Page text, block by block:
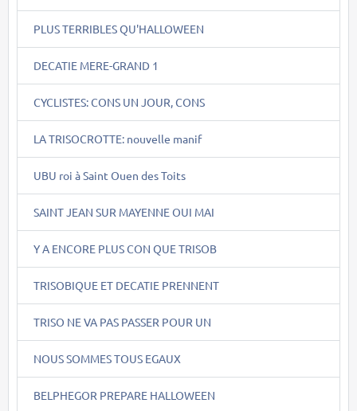
PLUS TERRIBLES QU'HALLOWEEN
DECATIE MERE-GRAND 1
CYCLISTES: CONS UN JOUR, CONS
LA TRISOCROTTE: nouvelle manif
UBU roi à Saint Ouen des Toits
SAINT JEAN SUR MAYENNE OUI MAI
Y A ENCORE PLUS CON QUE TRISOB
TRISOBIQUE ET DECATIE PRENNENT
TRISO NE VA PAS PASSER POUR UN
NOUS SOMMES TOUS EGAUX
BELPHEGOR PREPARE HALLOWEEN